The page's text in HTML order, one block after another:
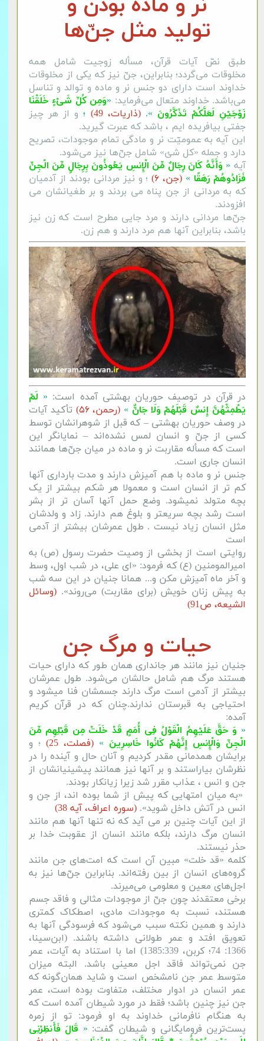
تولید مثل جنّ‌ها
طبق نصّ آیات قرآن، مسأله زوجیت شامل همه
مخلوقات می‌گردد؛ بنابراین، جنّ نیز که یکی از مخلوقات
خداوند است دارای دو جنس نر و ماده و توالد و تناسل
می‌باشد. خداوند متعال می‌فرماید: «وَمِن كُلِّ شَیْءٍ خَلَقْنَا
زَوْجَیْنِ لَعَلَّكُمْ تَذَكَّرُونَ ».(ذاریات، 49) ؛ و از هر چیز
جفتی بیافریده ایم ، باشد که عبرت گیرید.
این آیه به عمومیّت نر و مادگی تمام موجودات، تصریح
دارد و جمله‌ «کل شئ» شامل جنّ‌ها نیز می‌شود.
آیه‌ « وَأَنَّهُ كَانَ رِجَالٌ مِّنَ الْإِنسِ یَعُوذُونَ بِرِجَالٍ مِّنَ الْجِنِّ
فَزَادُوهُمْ رَهَقًا » (جن، ۶)
؛ و نیز مردانی بودند از آدمیان
که به مردانی از جن پناه می بردند و بر طغیانشان می
افزودند.
جنّ‌ها مردانی دارند و مرد جایی مطرح است که زن نیز
باشد، بنابراین آنها هم مرد دارند و هم زن.
در قرآن در توصیف حوریان بهشتی آمده است: « لَمْ
یَطْمِثْهُنَّ إِنسٌ قَبْلَهُمْ وَلَا جَانٌّ » (رحمن، ۵۶)
تأکید آیات
در وصف حوریان بهشتی – که قبل از شوهرانشان توسط
کسی از جنّ و انسان لمس نشده‌اند – نمایانگر این
است که مسأله مقاربت نر و ماده در میان جنّ‌ها همانند
انسان جاری است.
جنس نر و ماده با هم آمیزش دارند و مدت بارداری آنها
کم تر از انسان است و معمولا هر شکم بیشتر از یک
بچه متولد نمیشود. وضع حمل آنها آسان تر از بشر
است رشد بچه سریعتر و بلوغ هم دارند. زاد و ولدشان
مثل انسان زیاد نیست . طول عمرشان بیشتر از آدمی
است
روایتی است از بخشی از وصیت حضرت رسول (ص) به
امیرالمومنین (ع) که فرمود: «ای علی، در شب اول، وسط
و آخر ماه آمیزش مکن و... همانا جنیان در این سه شب
به پیش زنان خویش (برای مقاربت) می‌روند». (وسائل
الشیعه، ص91)
حیات و مرگ جن
جنیان نیز مانند هر جانداری همان طور که دارای حیات
هستند مرگ هم شامل حالشان می‌شود. طول عمرشان
بیشتر از آدمی است مرگ دارند جسمشان فنا میشود و
احتیاجی به قبرستان ندارند.چنان که در قرآن کریم
آمده:
« وَ حَقَّ عَلَیْهِمُ الْقَوْلُ فِی أُمَمٍ قَدْ خَلَتْ مِن قَبْلِهِم مِّنَ
الْجِنِّ وَالْإِنسِ إِنَّهُمْ كَانُوا خَاسِرِینَ » (فصلت، 25) ؛ و
برایشان همدمانی مقدر کردیم و آنان حال و آینده را در
نظرشان بیاراستند و بر آنها نیز همانند پیشینیانشان از
جن و انس ، عذاب مقرر شد زیرا زیانکار بودند.
«به میان امتهایی که پیش از شما بوده اند، از جن و
انس در آتش داخل شوید».(سوره اعراف، آیه 38)
از این آیات چنین بر می آید که نه تنها آنها هم مانند
انسان مرگ دارند، بلکه مانند انسان از عقوبت خدا بر
حذر نیستند.
کلمه «قد خلت» مبین آن است که امت‌های جن مانند
گروه‌های انسان از بین رفته‌اند. بنابراین جنّ‌ها نیز به
اجل‌های معین و معلومی می‌میرند.
برخی معتقدند چون جنّ از موجودات مثالی و فاقد جسم
هستند، نسبت به موجودات مادی، اصطکاک کمتری
دارند و همین نکته سبب می‌شود که فرسودگی آنها به
تعویق افتد و عمر طولانی داشته باشند. (ابن‌سینا،
1366: 74؛ کربن، 1385:339) اما با استناد به آیات، عمر
جن نمی‌تواند فاقد اجل معینی باشد. البته میزان
متوسط عمر جن نامشخص است و شاید همان‌گونه که
عمر انسان در ادوار مختلف، متفاوت بوده است، عمر
جن نیز چنین باشد؛ فقط در مورد شیطان آمده است که
به هنگام نافرمانی خداوند به او فرمود: تو از زمره
پست‌ترین فرومایگانی و شیطان گفت: « قَالَ فَأَنظِرْنِی